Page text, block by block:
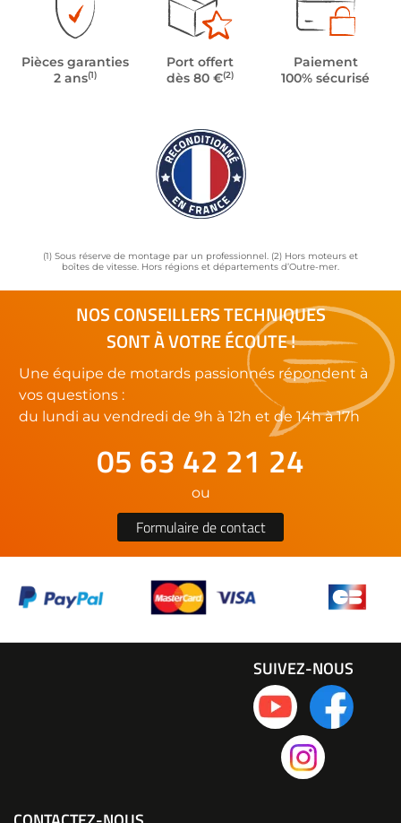
Pièces garanties
2 ans(1)
Port offert
dès 80 €(2)
Paiement
100% sécurisé
(1) Sous réserve de montage par un professionnel. (2) Hors moteurs et
boîtes de vitesse. Hors régions et départements d’Outre-mer.
NOS CONSEILLERS TECHNIQUES
SONT À VOTRE ÉCOUTE !
Une équipe de motards passionnés répondent à
vos questions :
du lundi au vendredi de 9h à 12h et de 14h à 17h
05 63 42 21 24
ou
Formulaire de contact
SUIVEZ-NOUS